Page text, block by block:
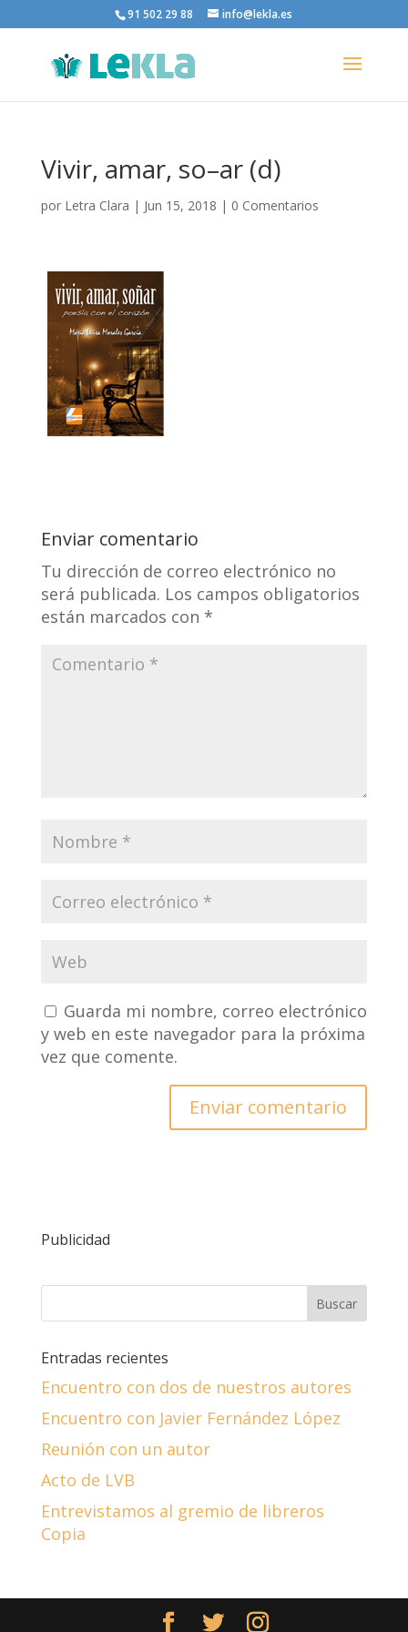
91 502 29 88 info@lekla.es
Vivir, amar, so–ar (d)
por Letra Clara | Jun 15, 2018 | 0 Comentarios
Enviar comentario
Tu dirección de correo electrónico no
será publicada. Los campos obligatorios
están marcados con *
Guarda mi nombre, correo electrónico
y web en este navegador para la próxima
vez que comente.
Publicidad
Entradas recientes
Encuentro con dos de nuestros autores
Encuentro con Javier Fernández López
Reunión con un autor
Acto de LVB
Entrevistamos al gremio de libreros
Copia